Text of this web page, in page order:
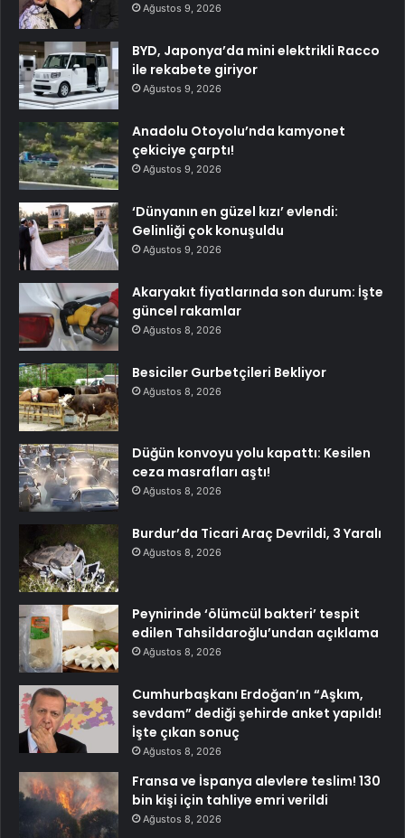
Ağustos 9, 2026
BYD, Japonya’da mini elektrikli Racco
ile rekabete giriyor
Ağustos 9, 2026
Anadolu Otoyolu’nda kamyonet
çekiciye çarptı!
Ağustos 9, 2026
‘Dünyanın en güzel kızı’ evlendi:
Gelinliği çok konuşuldu
Ağustos 9, 2026
Akaryakıt fiyatlarında son durum: İşte
güncel rakamlar
Ağustos 8, 2026
Besiciler Gurbetçileri Bekliyor
Ağustos 8, 2026
Düğün konvoyu yolu kapattı: Kesilen
ceza masrafları aştı!
Ağustos 8, 2026
Burdur’da Ticari Araç Devrildi, 3 Yaralı
Ağustos 8, 2026
Peynirinde ‘ölümcül bakteri’ tespit
edilen Tahsildaroğlu’undan açıklama
Ağustos 8, 2026
Cumhurbaşkanı Erdoğan’ın “Aşkım,
sevdam” dediği şehirde anket yapıldı!
İşte çıkan sonuç
Ağustos 8, 2026
Fransa ve İspanya alevlere teslim! 130
bin kişi için tahliye emri verildi
Ağustos 8, 2026